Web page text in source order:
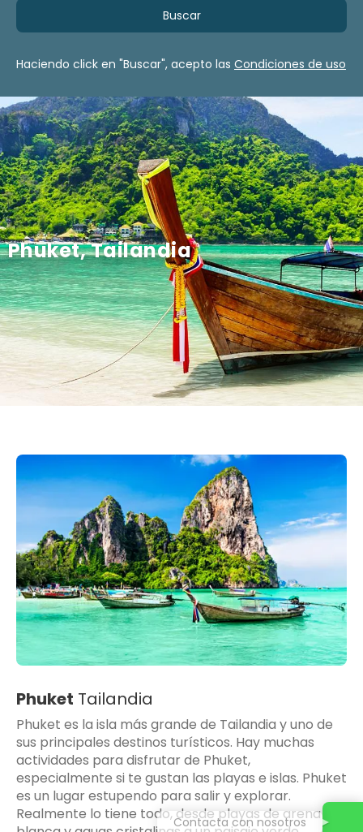
Phuket, Tailandia
Buscar
Haciendo click en "Buscar", acepto las Condiciones de uso
Phuket Tailandia
Phuket es la isla más grande de Tailandia y uno de
sus principales destinos turísticos. Hay muchas
actividades para disfrutar de Phuket,
especialmente si te gustan las playas e islas. Phuket
es un lugar estupendo para salir y explorar.
Realmente lo tiene todo, desde playas de arena
Contacta con nosotros